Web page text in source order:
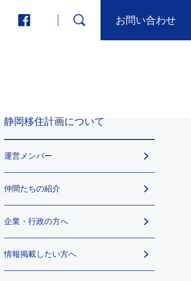
お問い合わせ
静岡移住計画について
運営メンバー
仲間たちの紹介
企業・行政の方へ
情報掲載したい方へ